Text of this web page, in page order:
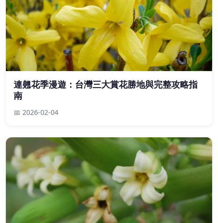
連翹花季漫遊：台灣三大賞花勝地與完整攻略指
南
📅 2026-02-04